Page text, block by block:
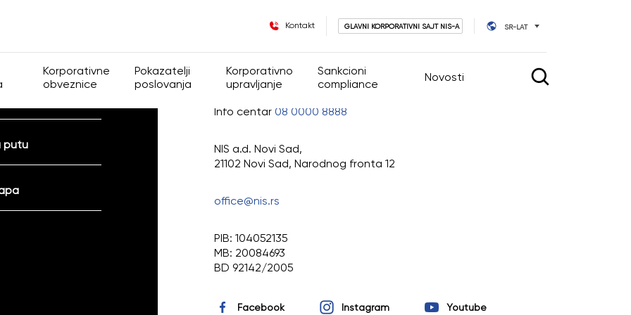
Kontakt GLAVNI KORPORATIVNI SAJT NIS-A SR-LAT
struktura
Korporativne
obveznice
Opšte informacije
Pokazatelji
poslovanja
Finansijski pokazatelji
Operativni pokazatelji
Korporativno
upravljanje
Korporativno upravljanje
Grupa
Kodeks korporativnog upravljanja
Skupština akcionara
Sankcioni
compliance
Novosti
i donacije
putu
Info centar 08 0000 8888
NIS a.d. Novi Sad,
21102 Novi Sad, Narodnog fronta 12
office@nis.rs
PIB: 104052135
MB: 20084693
BD 92142/2005
Facebook Instagram Youtube